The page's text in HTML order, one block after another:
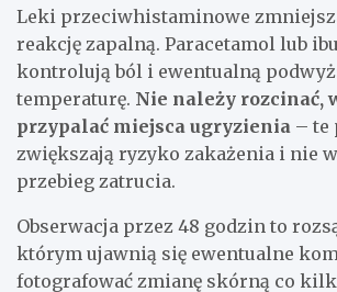
Leki przeciwhistaminowe
reakcję zapalną. Paracetamol lub
kontrolują ból i ewentualną
temperaturę. Nie należy rozcinać,
przypalać miejsca ugryzienia – te
zwiększają ryzyko zakażenia i nie
przebieg zatrucia.
Obserwacja przez 48 godzin to
którym ujawnią się ewentualne
fotografować zmianę skórną co